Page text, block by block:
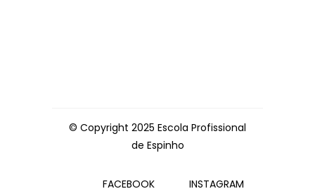
© Copyright 2025 Escola Profissional
de Espinho
FACEBOOK INSTAGRAM